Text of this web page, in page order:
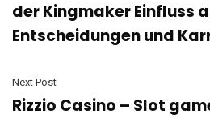
der Kingmaker Einfluss
Entscheidungen und
Next Post
Rizzio Casino – Slot